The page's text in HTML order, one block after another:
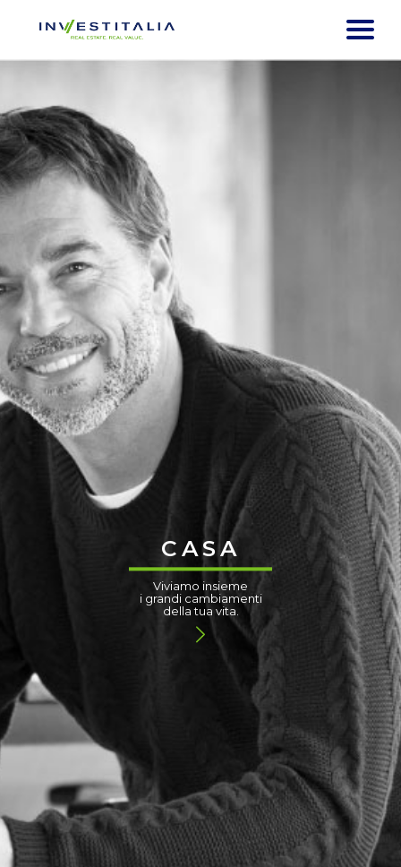
CASA
Viviamo insieme
i grandi cambiamenti
della tua vita.